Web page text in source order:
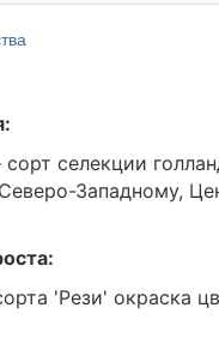
селекции
Западному,
'Рези' окраска